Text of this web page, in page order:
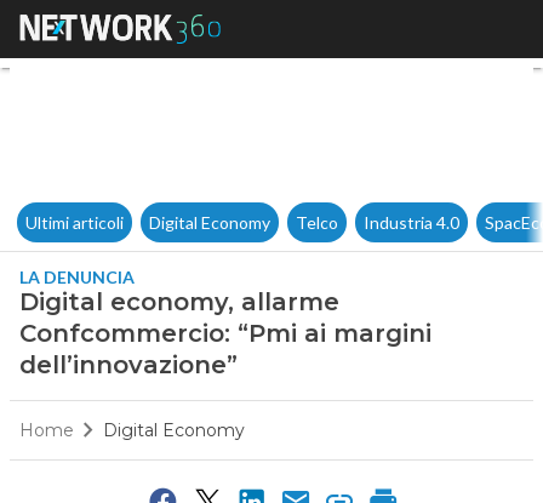
Digital economy, allarme
Ultimi articoli Digital Economy Telco Industria 4.0
LA DENUNCIA
Digital economy, allarme
Confcommercio: “Pmi ai margini
dell’innovazione”
Home Digital Economy